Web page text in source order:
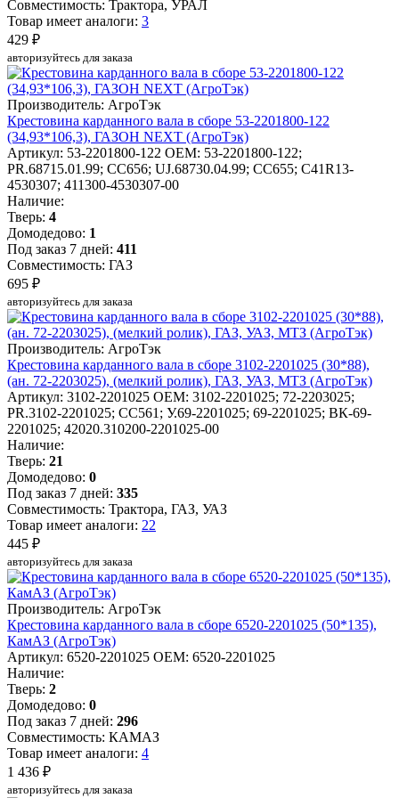
Совместимость: Трактора, УРАЛ
Товар имеет аналоги: 3
429 ₽
авторизуйтесь для заказа
Производитель: АгроТэк
Крестовина карданного вала в сборе 53-2201800-122
(34,93*106,3), ГАЗОН NEXT (АгроТэк)
Артикул: 53-2201800-122 OEM: 53-2201800-122;
PR.68715.01.99; CC656; UJ.68730.04.99; CC655; C41R13-
4530307; 411300-4530307-00
Наличие:
Тверь: 4
Домодедово: 1
Под заказ 7 дней: 411
Совместимость: ГАЗ
695 ₽
авторизуйтесь для заказа
Производитель: АгроТэк
Крестовина карданного вала в сборе 3102-2201025 (30*88),
(ан. 72-2203025), (мелкий ролик), ГАЗ, УАЗ, МТЗ (АгроТэк)
Артикул: 3102-2201025 OEM: 3102-2201025; 72-2203025;
PR.3102-2201025; CC561; У.69-2201025; 69-2201025; ВК-69-
2201025; 42020.310200-2201025-00
Наличие:
Тверь: 21
Домодедово: 0
Под заказ 7 дней: 335
Совместимость: Трактора, ГАЗ, УАЗ
Товар имеет аналоги: 22
445 ₽
авторизуйтесь для заказа
Производитель: АгроТэк
Крестовина карданного вала в сборе 6520-2201025 (50*135),
КамАЗ (АгроТэк)
Артикул: 6520-2201025 OEM: 6520-2201025
Наличие:
Тверь: 2
Домодедово: 0
Под заказ 7 дней: 296
Совместимость: КАМАЗ
Товар имеет аналоги: 4
1 436 ₽
авторизуйтесь для заказа